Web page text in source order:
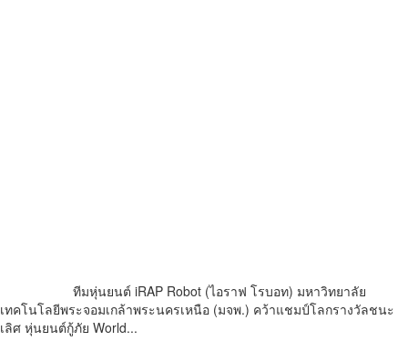
ทีมหุ่นยนต์ iRAP Robot (ไอราฟ โรบอท) มหาวิทยาลัย
เทคโนโลยีพระจอมเกล้าพระนครเหนือ (มจพ.) คว้าแชมป์โลกรางวัลชนะ
เลิศ หุ่นยนต์กู้ภัย World...